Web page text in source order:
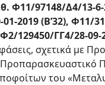
Φ11/97148/Δ4/13-6-
2019 (Β’32), Φ11/
Φ2/129450/ΓΓ4/28-09-
σχετικά με
του